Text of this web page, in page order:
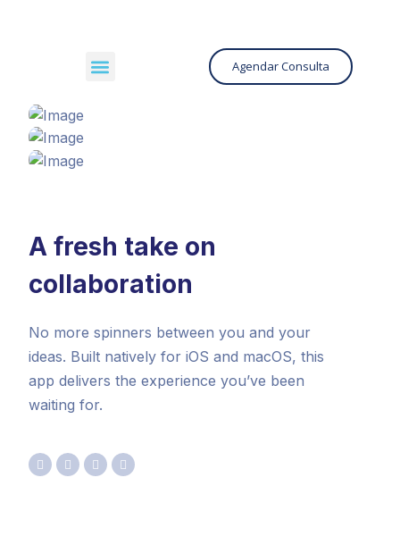
Agendar Consulta
A fresh take on
collaboration
No more spinners between you and your
ideas. Built natively for iOS and macOS, this
app delivers the experience you’ve been
waiting for.